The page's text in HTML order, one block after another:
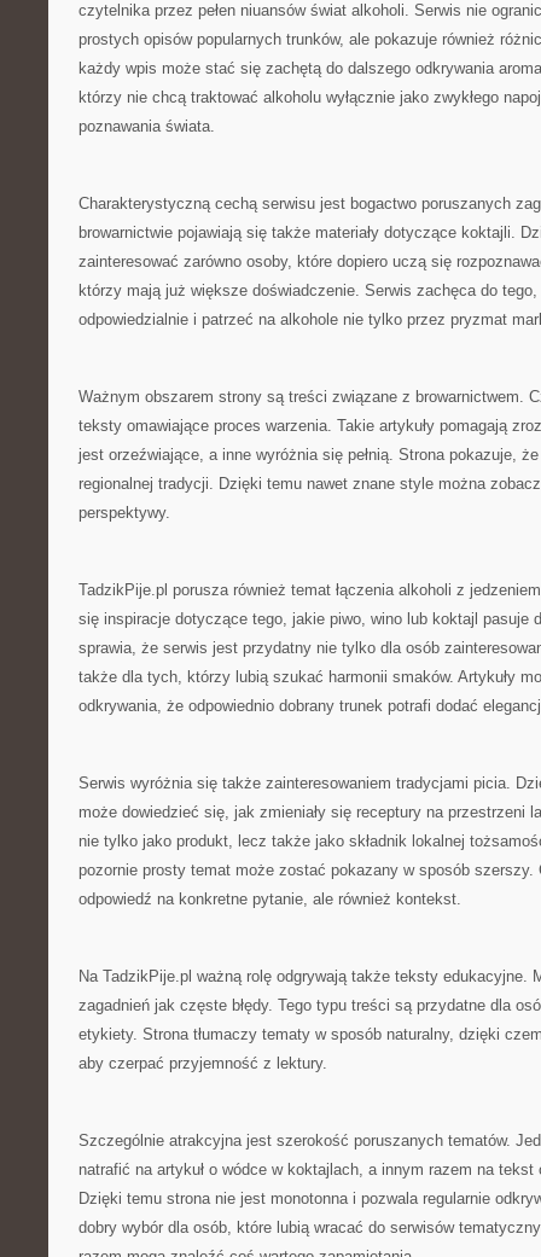
czytelnika przez pełen niuansów świat alkoholi. Serwis nie
prostych opisów popularnych trunków, ale pokazuje również
każdy wpis może stać się zachętą do dalszego odkrywania
którzy nie chcą traktować alkoholu wyłącznie jako zwykłego
poznawania świata.
Charakterystyczną cechą serwisu jest bogactwo poruszanych
browarnictwie pojawiają się także materiały dotyczące koktajli.
zainteresować zarówno osoby, które dopiero uczą się
którzy mają już większe doświadczenie. Serwis zachęca do
odpowiedzialnie i patrzeć na alkohole nie tylko przez pryzmat
Ważnym obszarem strony są treści związane z browarnictwem.
teksty omawiające proces warzenia. Takie artykuły pomagają
jest orzeźwiające, a inne wyróżnia się pełnią. Strona pokazuje,
regionalnej tradycji. Dzięki temu nawet znane style można
perspektywy.
TadzikPije.pl porusza również temat łączenia alkoholi z
się inspiracje dotyczące tego, jakie piwo, wino lub koktajl pasuje
sprawia, że serwis jest przydatny nie tylko dla osób
także dla tych, którzy lubią szukać harmonii smaków. Artykuły
odkrywania, że odpowiednio dobrany trunek potrafi dodać
Serwis wyróżnia się także zainteresowaniem tradycjami picia.
może dowiedzieć się, jak zmieniały się receptury na przestrzeni
nie tylko jako produkt, lecz także jako składnik lokalnej
pozornie prosty temat może zostać pokazany w sposób
odpowiedź na konkretne pytanie, ale również kontekst.
Na TadzikPije.pl ważną rolę odgrywają także teksty edukacyjne.
zagadnień jak częste błędy. Tego typu treści są przydatne dla
etykiety. Strona tłumaczy tematy w sposób naturalny, dzięki
aby czerpać przyjemność z lektury.
Szczególnie atrakcyjna jest szerokość poruszanych tematów.
natrafić na artykuł o wódce w koktajlach, a innym razem na
Dzięki temu strona nie jest monotonna i pozwala regularnie
dobry wybór dla osób, które lubią wracać do serwisów